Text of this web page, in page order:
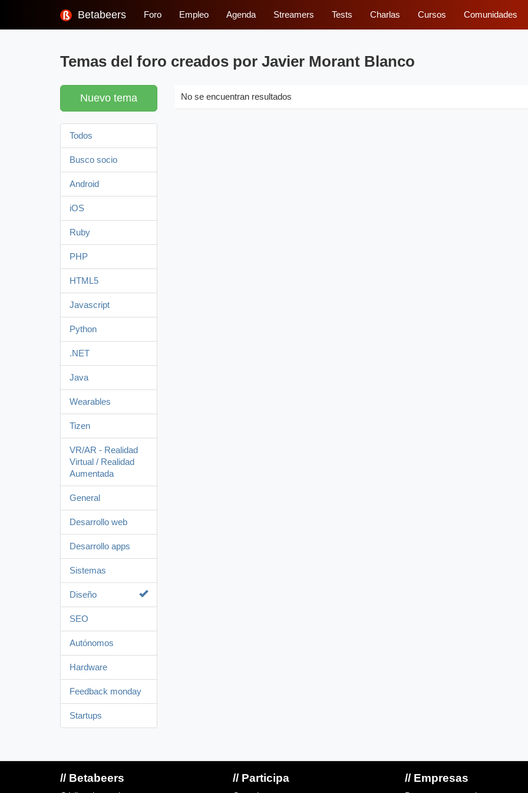
Betabeers Foro Empleo Agenda Streamers Tests Charlas Cursos Comunidades
Temas del foro creados por Javier Morant Blanco
Nuevo tema
Todos
Busco socio
Android
iOS
Ruby
PHP
HTML5
Javascript
Python
.NET
Java
Wearables
Tizen
VR/AR - Realidad
Virtual / Realidad
Aumentada
General
Desarrollo web
Desarrollo apps
Sistemas
Diseño
SEO
Autónomos
Hardware
Feedback monday
Startups
No se encuentran resultados
// Betabeers // Participa // Empresas